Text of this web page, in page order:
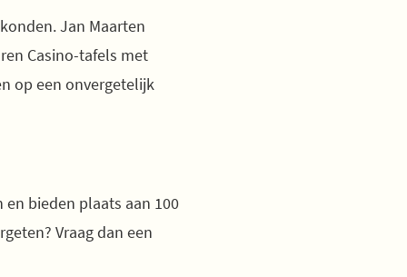
Jan Maarten
Casino-tafels met
op een onvergetelijk
bieden plaats aan 100
Vraag dan een